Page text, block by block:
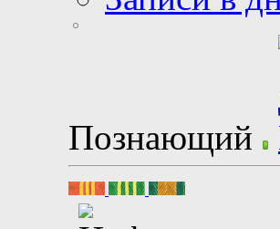
Познающий